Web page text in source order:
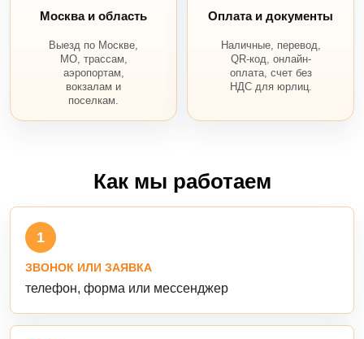
Москва и область
Выезд по Москве,
МО, трассам,
аэропортам,
вокзалам и
поселкам.
Оплата и документы
Наличные, перевод,
QR-код, онлайн-
оплата, счет без
НДС для юрлиц.
Как мы работаем
1
ЗВОНОК ИЛИ ЗАЯВКА
телефон, форма или мессенджер